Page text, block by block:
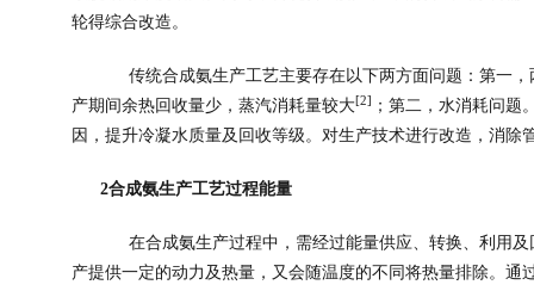
轮得综合改造。
传统合成氨生产工艺主要存在以下两方面问题：第一
产期间余热回收量少，蒸汽消耗量较大[2]
；第二，水消耗问题
因，提升冷凝水质量及回收等级。对生产技术进行改造，消除
2合成氨生产工艺过程能量
在合成氨生产过程中，需经过能量供应、转换、利用
产提供一定的动力及热量，又会随温度的不同将热量排除。